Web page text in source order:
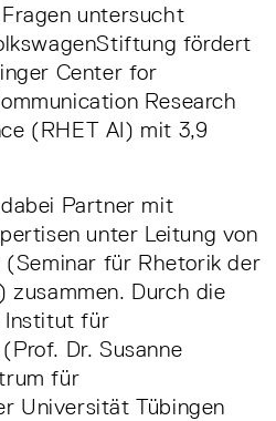
untersucht
fördert
Center for
Research
(RHET AI) mit 3,9
Partner mit
unter Leitung von
(Seminar für Rhetorik der
zusammen. Durch die
Institut für
Dr. Susanne
für
Universität Tübingen